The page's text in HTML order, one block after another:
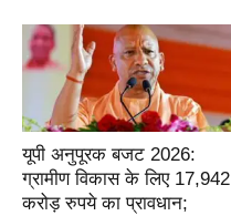
यूपी अनुपूरक बजट 2026:
ग्रामीण विकास के लिए 17,942
करोड़ रुपये का प्रावधान;